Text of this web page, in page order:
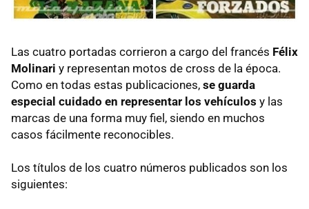
Las cuatro portadas corrieron a cargo del francés Félix
Molinari y representan motos de cross de la época.
Como en todas estas publicaciones, se guarda
especial cuidado en representar los vehículos y las
marcas de una forma muy fiel, siendo en muchos
casos fácilmente reconocibles.
Los títulos de los cuatro números publicados son los
siguientes: